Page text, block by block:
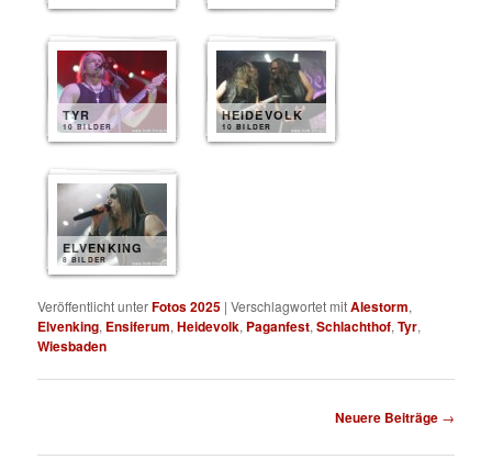
TYR
10 BILDER
HEIDEVOLK
10 BILDER
ELVENKING
8 BILDER
Veröffentlicht unterFotos 2025 |Verschlagwortet mitAlestorm,
Elvenking, Ensiferum,Heidevolk, Paganfest,Schlachthof,Tyr,
Wiesbaden
Neuere Beiträge →